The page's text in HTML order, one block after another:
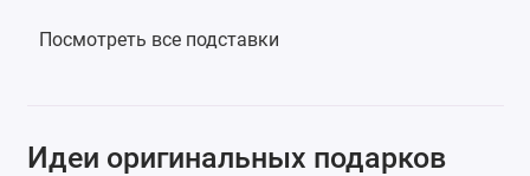
Посмотреть все подставки
Идеи оригинальных подарков